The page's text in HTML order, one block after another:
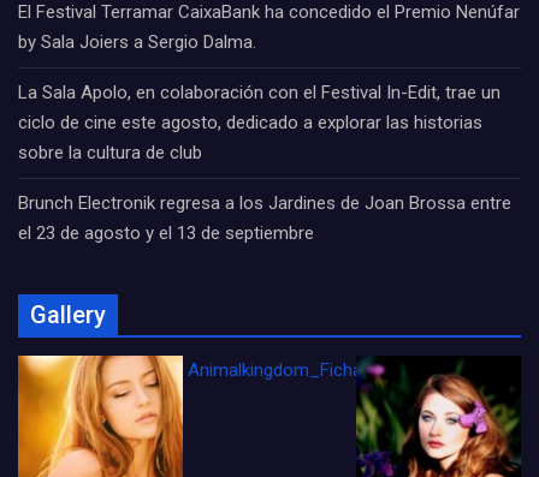
El Festival Terramar CaixaBank ha concedido el Premio Nenúfar
by Sala Joiers a Sergio Dalma.
La Sala Apolo, en colaboración con el Festival In-Edit, trae un
ciclo de cine este agosto, dedicado a explorar las historias
sobre la cultura de club
Brunch Electronik regresa a los Jardines de Joan Brossa entre
el 23 de agosto y el 13 de septiembre
Gallery
Animalkingdom_FichaCine